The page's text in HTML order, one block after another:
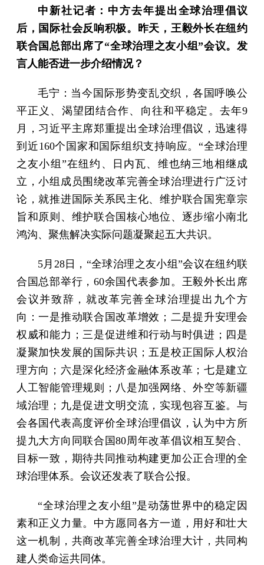
中新社记者：中方去年提出全球治理倡议
后，国际社会反响积极。昨天，王毅外长在纽约
联合国总部出席了“全球治理之友小组”会议。发
言人能否进一步介绍情况？
毛宁：当今国际形势变乱交织，各国呼唤公
平正义、渴望团结合作、向往和平稳定。去年9
月，习近平主席郑重提出全球治理倡议，迅速得
到近160个国家和国际组织支持响应。“全球治理
之友小组”在纽约、日内瓦、维也纳三地相继成
立，小组成员围绕改革完善全球治理进行广泛讨
论，就推进国际关系民主化、维护联合国宪章宗
旨和原则、维护联合国核心地位、逐步缩小南北
鸿沟、聚焦解决实际问题凝聚起五大共识。
5月28日，“全球治理之友小组”会议在纽约联
合国总部举行，60余国代表参加。王毅外长出席
会议并致辞，就改革完善全球治理提出九个方
向：一是推动联合国改革增效；二是提升安理会
权威和能力；三是促进维和行动与时俱进；四是
凝聚加快发展的国际共识；五是校正国际人权治
理方向；六是深化经济金融体系改革；七是建立
人工智能管理规则；八是加强网络、外空等新疆
域治理；九是促进文明交流，实现包容互鉴。与
会各国代表高度评价全球治理倡议，认为中方所
提九大方向同联合国80周年改革倡议相互契合、
目标一致，期待共同推动构建更加公正合理的全
球治理体系。会议还发表了联合公报。
“全球治理之友小组”是动荡世界中的稳定因
素和正义力量。中方愿同各方一道，用好和壮大
这一机制，共商改革完善全球治理大计，共同构
建人类命运共同体。